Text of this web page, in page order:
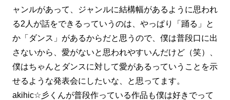
ャンルがあって、ジャンルに結構幅があるように思われ
る2人が話をできるっていうのは、やっぱり「踊る」と
か「ダンス」があるからだと思うので、僕は普段口に出
さないから、愛がないと思われやすいんだけど（笑）、
僕はちゃんとダンスに対して愛があるっていうことを示
せるような発表会にしたいな、と思ってます。
akihic☆彡くんが普段作っている作品も僕は好きでって